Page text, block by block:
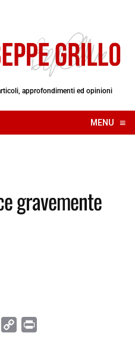
approfondimenti ed opinioni
MENU ≡
☰
gravemente